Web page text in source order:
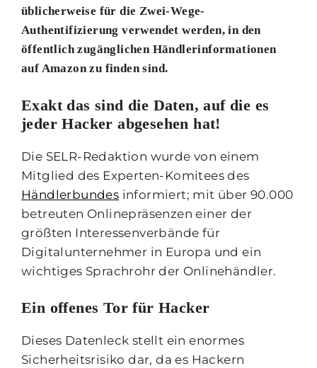
üblicherweise für die Zwei-Wege-
Authentifizierung verwendet werden, in den
öffentlich zugänglichen Händlerinformationen
auf Amazon zu finden sind.
Exakt das sind die Daten, auf die es
jeder Hacker abgesehen hat!
Die SELR-Redaktion wurde von einem
Mitglied des Experten-Komitees des
Händlerbundes informiert; mit über 90.000
betreuten Onlinepräsenzen einer der
größten Interessenverbände für
Digitalunternehmer in Europa und ein
wichtiges Sprachrohr der Onlinehändler.
Ein offenes Tor für Hacker
Dieses Datenleck stellt ein enormes
Sicherheitsrisiko dar, da es Hackern